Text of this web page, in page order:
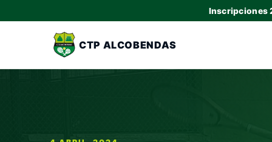
Inscripciones
CTP ALCOBENDAS